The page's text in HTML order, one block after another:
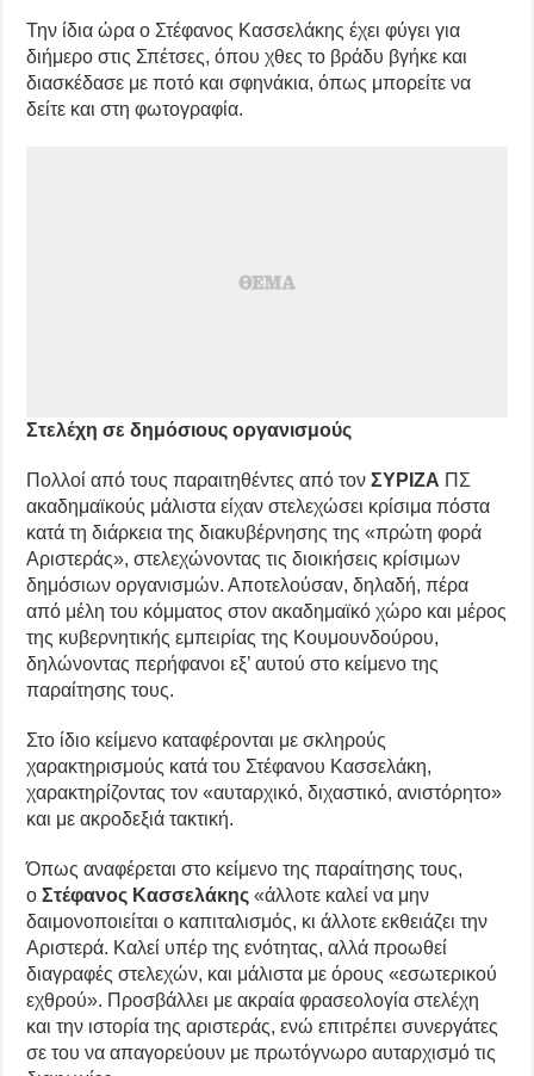
Την ίδια ώρα ο Στέφανος Κασσελάκης έχει φύγει για
διήμερο στις Σπέτσες, όπου χθες το βράδυ βγήκε και
διασκέδασε με ποτό και σφηνάκια, όπως μπορείτε να
δείτε και στη φωτογραφία.
Στελέχη σε δημόσιους οργανισμούς
Πολλοί από τους παραιτηθέντες από τονΣΥΡΙΖΑ ΠΣ
ακαδημαϊκούς μάλιστα είχαν στελεχώσει κρίσιμα πόστα
κατά τη διάρκεια της διακυβέρνησης της «πρώτη φορά
Αριστεράς», στελεχώνοντας τις διοικήσεις κρίσιμων
δημόσιων οργανισμών. Αποτελούσαν, δηλαδή, πέρα
από μέλη του κόμματος στον ακαδημαϊκό χώρο και μέρος
της κυβερνητικής εμπειρίας της Κουμουνδούρου,
δηλώνοντας περήφανοι εξ’ αυτού στο κείμενο της
παραίτησης τους.
Στο ίδιο κείμενο καταφέρονται με σκληρούς
χαρακτηρισμούς κατά του Στέφανου Κασσελάκη,
χαρακτηρίζοντας τον «αυταρχικό, διχαστικό, ανιστόρητο»
και με ακροδεξιά τακτική.
Όπως αναφέρεται στο κείμενο της παραίτησης τους,
οΣτέφανος Κασσελάκης «άλλοτε καλεί να μην
δαιμονοποιείται ο καπιταλισμός, κι άλλοτε εκθειάζει την
Αριστερά. Καλεί υπέρ της ενότητας, αλλά προωθεί
διαγραφές στελεχών, και μάλιστα με όρους «εσωτερικού
εχθρού». Προσβάλλει με ακραία φρασεολογία στελέχη
και την ιστορία της αριστεράς, ενώ επιτρέπει συνεργάτες
σε του να απαγορεύουν με πρωτόγνωρο αυταρχισμό τις